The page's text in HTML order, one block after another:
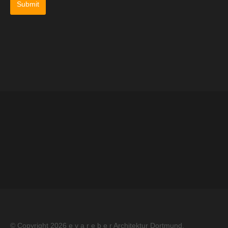
© Copyright 2026 e v a r e b e r Architektur Dortmund